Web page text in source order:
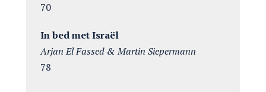
70
In bed met Israël
Arjan El Fassed & Martin Siepermann
78